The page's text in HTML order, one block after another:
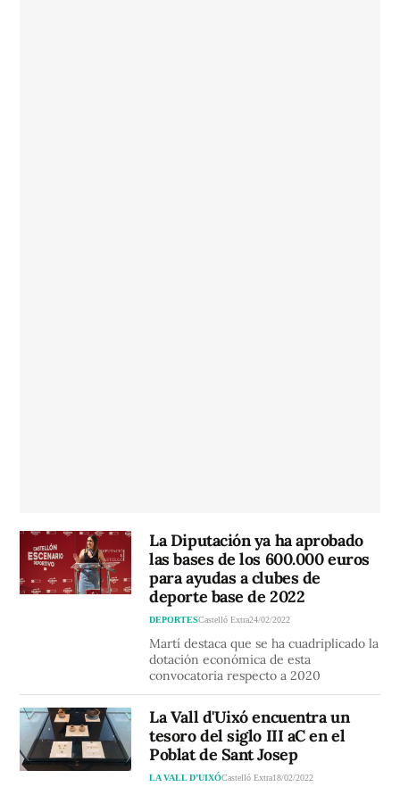
La Diputación ya ha aprobado
las bases de los 600.000 euros
para ayudas a clubes de
deporte base de 2022
DEPORTESCastelló Extra24/02/2022
Martí destaca que se ha cuadriplicado la
dotación económica de esta
convocatoria respecto a 2020
La Vall d'Uixó encuentra un
tesoro del siglo III aC en el
Poblat de Sant Josep
LA VALL D’UIXÓCastelló Extra18/02/2022